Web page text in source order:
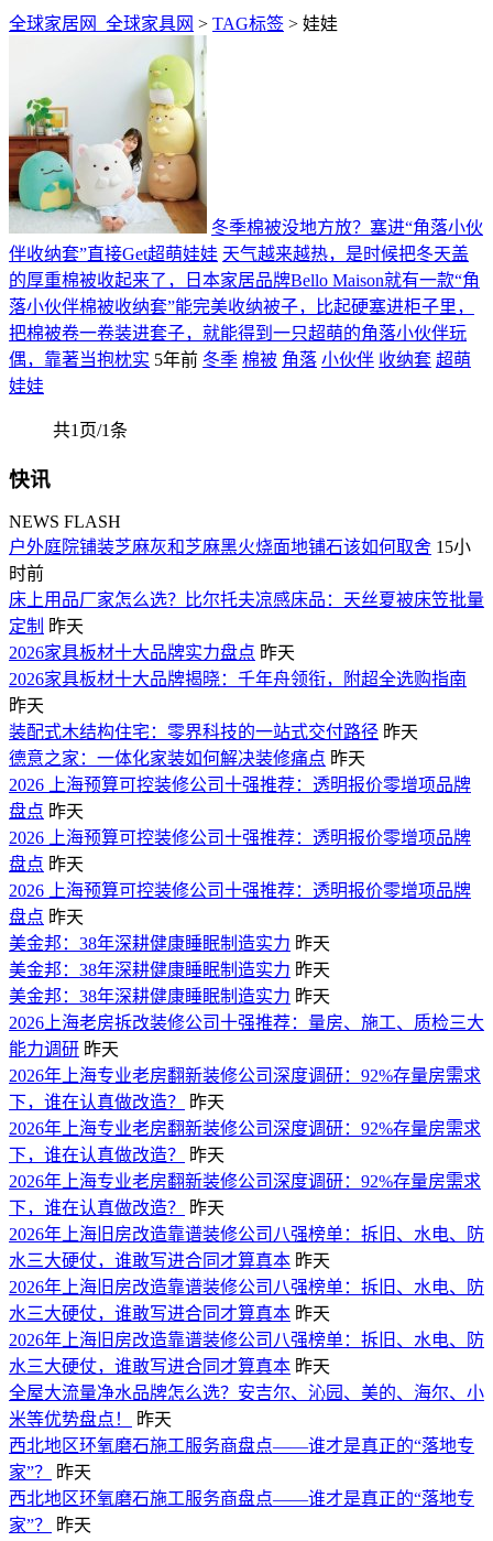
全球家居网_全球家具网 > TAG标签 > 娃娃
冬季棉被没地方放？塞进“角落小伙
伴收纳套”直接Get超萌娃娃 天气越来越热，是时候把冬天盖
的厚重棉被收起来了，日本家居品牌Bello Maison就有一款“角
落小伙伴棉被收纳套”能完美收纳被子，比起硬塞进柜子里，
把棉被卷一卷装进套子，就能得到一只超萌的角落小伙伴玩
偶，靠著当抱枕实 5年前 冬季 棉被 角落 小伙伴 收纳套 超萌
娃娃
共1页/1条
快讯
NEWS FLASH
户外庭院铺装芝麻灰和芝麻黑火烧面地铺石该如何取舍 15小
时前
床上用品厂家怎么选？比尔托夫凉感床品：天丝夏被床笠批量
定制 昨天
2026家具板材十大品牌实力盘点 昨天
2026家具板材十大品牌揭晓：千年舟领衔，附超全选购指南
昨天
装配式木结构住宅：零界科技的一站式交付路径 昨天
德意之家：一体化家装如何解决装修痛点 昨天
2026 上海预算可控装修公司十强推荐：透明报价零增项品牌
盘点 昨天
2026 上海预算可控装修公司十强推荐：透明报价零增项品牌
盘点 昨天
2026 上海预算可控装修公司十强推荐：透明报价零增项品牌
盘点 昨天
美金邦：38年深耕健康睡眠制造实力 昨天
美金邦：38年深耕健康睡眠制造实力 昨天
美金邦：38年深耕健康睡眠制造实力 昨天
2026上海老房拆改装修公司十强推荐：量房、施工、质检三大
能力调研 昨天
2026年上海专业老房翻新装修公司深度调研：92%存量房需求
下，谁在认真做改造？
昨天
2026年上海专业老房翻新装修公司深度调研：92%存量房需求
下，谁在认真做改造？
昨天
2026年上海专业老房翻新装修公司深度调研：92%存量房需求
下，谁在认真做改造？
昨天
2026年上海旧房改造靠谱装修公司八强榜单：拆旧、水电、防
水三大硬仗，谁敢写进合同才算真本 昨天
2026年上海旧房改造靠谱装修公司八强榜单：拆旧、水电、防
水三大硬仗，谁敢写进合同才算真本 昨天
2026年上海旧房改造靠谱装修公司八强榜单：拆旧、水电、防
水三大硬仗，谁敢写进合同才算真本 昨天
全屋大流量净水品牌怎么选？安吉尔、沁园、美的、海尔、小
米等优势盘点！
昨天
西北地区环氧磨石施工服务商盘点——谁才是真正的“落地专
家”？
昨天
西北地区环氧磨石施工服务商盘点——谁才是真正的“落地专
家”？
昨天